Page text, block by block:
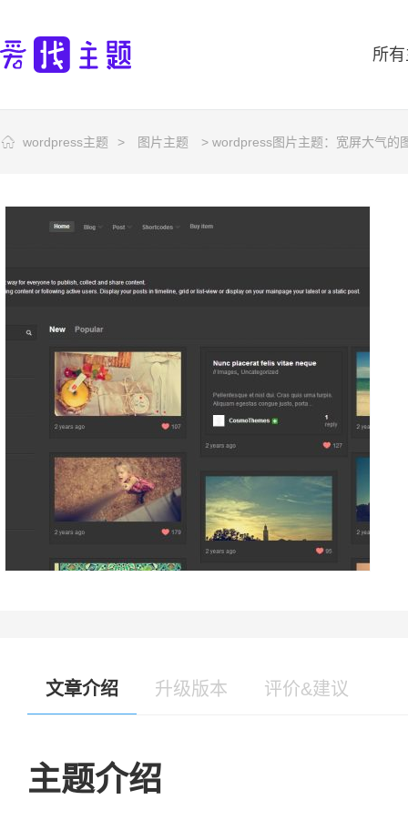
所
wordpress主题 > 图片主题 > wordpress图片主题：宽屏大气的
文章介绍 升级版本 评价&建议
主题介绍